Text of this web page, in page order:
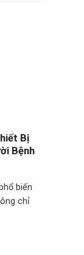
Bị
Bệnh
biến
chỉ